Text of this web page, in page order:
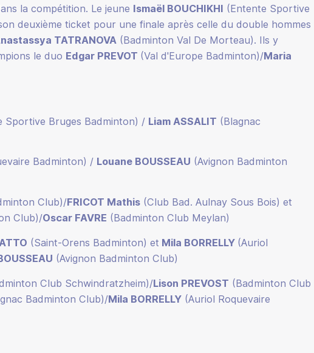
la compétition. Le jeune Ismaël BOUCHIKHI (Entente Sportive
deuxième ticket pour une finale après celle du double hommes
TATRANOVA(Badminton Val De Morteau). Ils y
le duo Edgar PREVOT (Val d'Europe Badminton)/Maria
Sportive Bruges Badminton) / Liam ASSALIT (Blagnac
Badminton) / Louane BOUSSEAU (Avignon Badminton
Club)/FRICOT Mathis(Club Bad. Aulnay Sous Bois) et
Club)/Oscar FAVRE (Badminton Club Meylan)
(Saint-Orens Badminton) et Mila BORRELLY (Auriol
(Avignon Badminton Club)
Club Schwindratzheim)/Lison PREVOST (Badminton Club
Badminton Club)/Mila BORRELLY(Auriol Roquevaire